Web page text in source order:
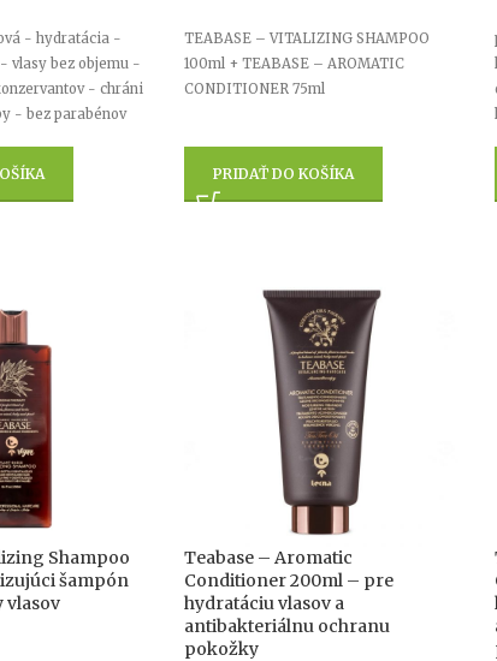
- hydratácia -
vlasy bez objemu -
- chráni
- bez parabénov
TEABASE – VITALIZING SHAMPOO
100ml + TEABASE – AROMATIC
CONDITIONER 75ml
PRIDAŤ DO KOŠÍKA
Shampoo
šampón
vlasov
Teabase – Aromatic
Conditioner 200ml – pre
hydratáciu vlasov a
antibakteriálnu ochranu
pokožky